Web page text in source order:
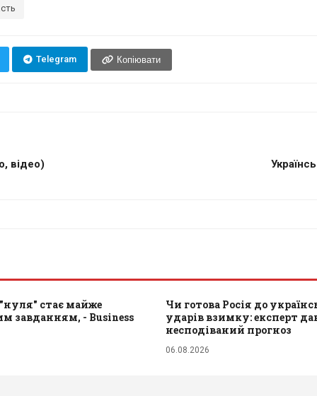
Telegram Копіювати
відео)
стає майже
завданням, - Business
Чи готова Росія до
ударів взимку: експерт
несподіваний прогноз
06.08.2026